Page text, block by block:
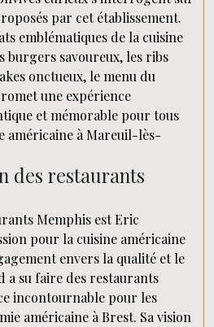
par cet établissement.
emblématiques de la cuisine
burgers savoureux, les ribs
onctueux, le menu du
une expérience
et mémorable pour tous
américaine à Mareuil-lès-
des restaurants
Memphis est Eric
pour la cuisine américaine
envers la qualité et le
a su faire des restaurants
incontournable pour les
américaine à Brest. Sa vision